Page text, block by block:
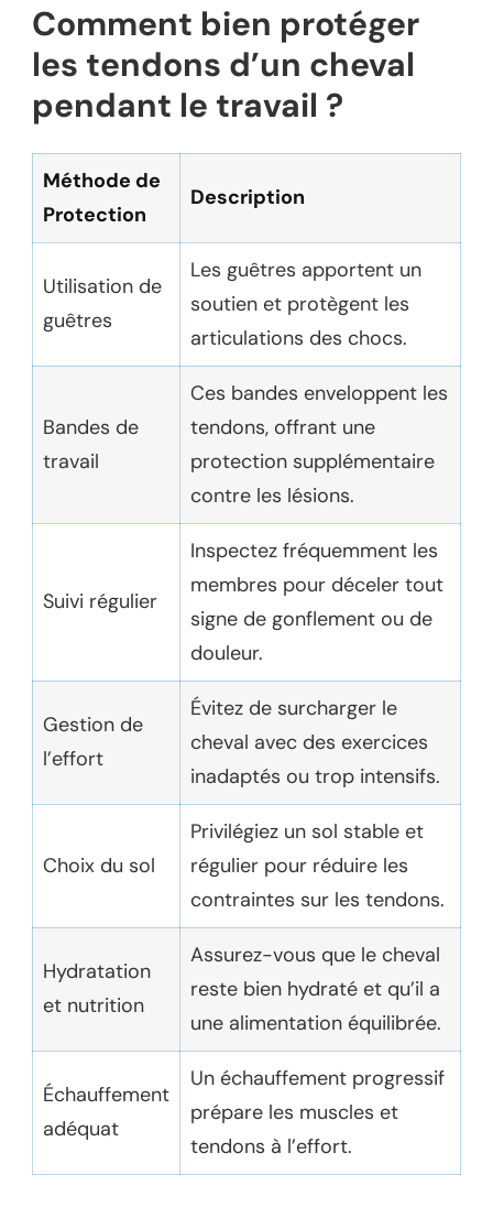
Comment bien protéger
les tendons d’un cheval
pendant le travail ?
Méthode de
Protection
Description
Utilisation de
guêtres
Les guêtres apportent un
soutien et protègent les
articulations des chocs.
Bandes de
travail
Ces bandes enveloppent les
tendons, offrant une
protection supplémentaire
contre les lésions.
Suivi régulier
Inspectez fréquemment les
membres pour déceler tout
signe de gonflement ou de
douleur.
Gestion de
l’effort
Évitez de surcharger le
cheval avec des exercices
inadaptés ou trop intensifs.
Choix du sol
Privilégiez un sol stable et
régulier pour réduire les
contraintes sur les tendons.
Hydratation
et nutrition
Assurez-vous que le cheval
reste bien hydraté et qu’il a
une alimentation équilibrée.
Échauffement
adéquat
Un échauffement progressif
prépare les muscles et
tendons à l’effort.